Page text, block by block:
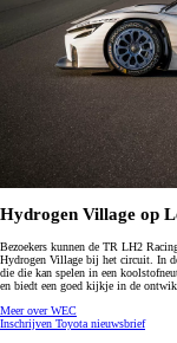
Hydrogen Village op
Bezoekers kunnen de TR LH2
Hydrogen Village bij het circuit. In
die die kan spelen in een
en biedt een goed kijkje in de
Meer over WEC
Inschrijven Toyota nieuwsbrief